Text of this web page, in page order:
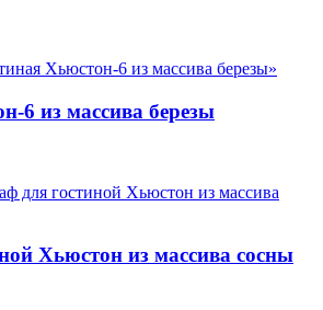
6 из массива березы
Хьюстон из массива сосны